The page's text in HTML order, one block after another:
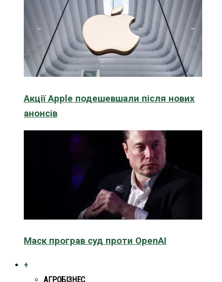
Акції Apple подешевшали після нових
анонсів
Маск програв суд проти OpenAI
+
АГРОБІЗНЕС